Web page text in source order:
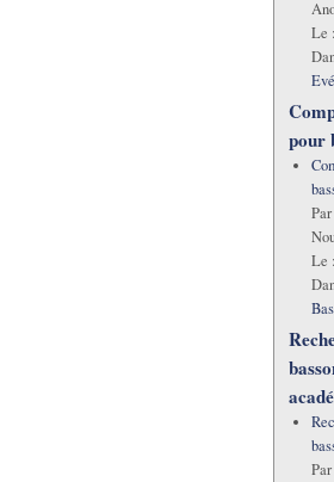
Le :
pour
Par
Le :
Par